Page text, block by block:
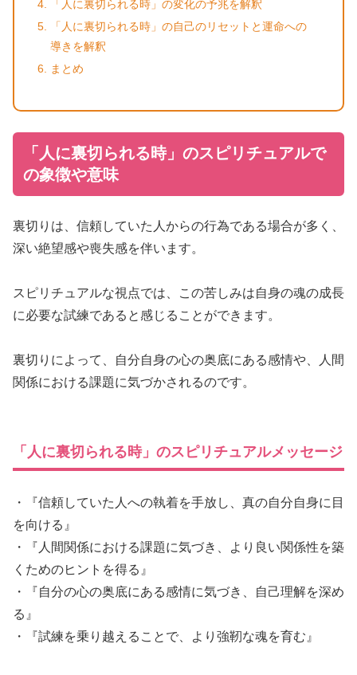
「人に裏切られる時」の変化の予兆を解釈
「人に裏切られる時」の自己のリセットと運命への
導きを解釈
まとめ
「人に裏切られる時」のスピリチュアルで
の象徴や意味
裏切りは、信頼していた人からの行為である場合が多く、
深い絶望感や喪失感を伴います。
スピリチュアルな視点では、この苦しみは自身の魂の成長
に必要な試練であると感じることができます。
裏切りによって、自分自身の心の奥底にある感情や、人間
関係における課題に気づかされるのです。
「人に裏切られる時」のスピリチュアルメッセージ
・『信頼していた人への執着を手放し、真の自分自身に目
を向ける』
・『人間関係における課題に気づき、より良い関係性を築
くためのヒントを得る』
・『自分の心の奥底にある感情に気づき、自己理解を深め
る』
・『試練を乗り越えることで、より強靭な魂を育む』